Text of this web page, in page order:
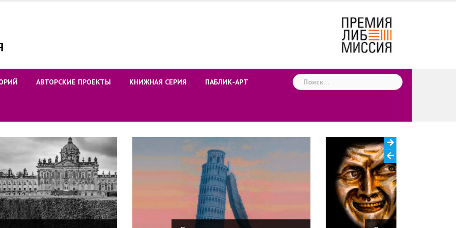
АВТОРСКИЕ ПРОЕКТЫ КНИЖНАЯ СЕРИЯ ПАБЛИК-АРТ Найти: